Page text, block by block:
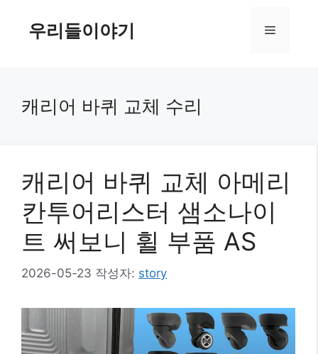
우리들이야기 메
캐리어 바퀴 교체 수리
캐리어 바퀴 교체 아메리
칸투어리스터 샘소나이
트 써보니 휠 부품 AS
2026-05-23 작성자: story